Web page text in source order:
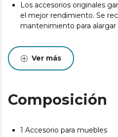
Los accesorios originales
el mejor rendimiento. Se
mantenimiento para
Ver más
Composición
1 Accesorio para muebles